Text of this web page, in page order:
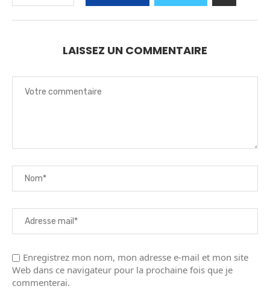
LAISSEZ UN COMMENTAIRE
Enregistrez mon nom, mon adresse e-mail et mon site
Web dans ce navigateur pour la prochaine fois que je
commenterai.